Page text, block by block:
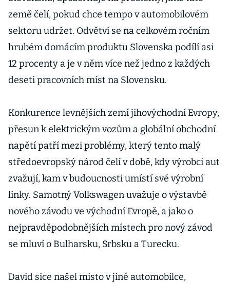
země čelí, pokud chce tempo v automobilovém
sektoru udržet. Odvětví se na celkovém ročním
hrubém domácím produktu Slovenska podílí asi
12 procenty a je v něm více než jedno z každých
deseti pracovních míst na Slovensku.
Konkurence levnějších zemí jihovýchodní Evropy,
přesun k elektrickým vozům a globální obchodní
napětí patří mezi problémy, který tento malý
středoevropský národ čelí v době, kdy výrobci aut
zvažují, kam v budoucnosti umístí své výrobní
linky. Samotný Volkswagen uvažuje o výstavbě
nového závodu ve východní Evropě, a jako o
nejpravděpodobnějších místech pro nový závod
se mluví o Bulharsku, Srbsku a Turecku.
David sice našel místo v jiné automobilce,